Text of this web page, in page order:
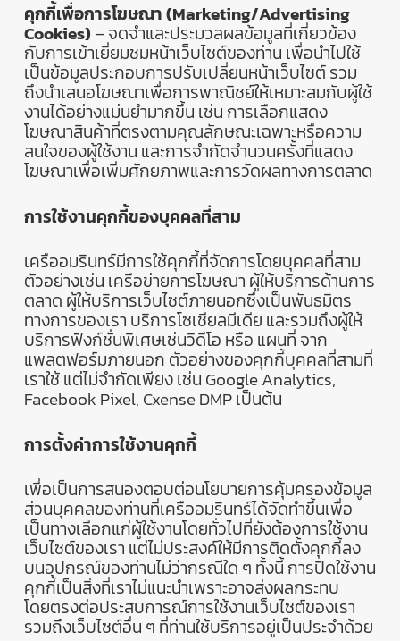
คุกกี้เพื่อการโฆษณา(Marketing/Advertising
Cookies) –จดจำและประมวลผลข้อมูลที่เกี่ยวข้อง
กับการเข้าเยี่ยมชมหน้าเว็บไซต์ของท่าน เพื่อนำไปใช้
เป็นข้อมูลประกอบการปรับเปลี่ยนหน้าเว็บไซต์รวม
ถึงนำเสนอโฆษณาเพื่อการพาณิชย์ให้เหมาะสมกับผู้ใช้
งานได้อย่างแม่นยำมากขึ้น เช่น การเลือกแสดง
โฆษณาสินค้าที่ตรงตามคุณลักษณะเฉพาะหรือความ
สนใจของผู้ใช้งาน และการจำกัดจำนวนครั้งที่แสดง
โฆษณาเพื่อเพิ่มศักยภาพและการวัดผลทางการตลาด
การใช้งานคุกกี้ของบุคคลที่สาม
เครืออมรินทร์มีการใช้คุกกี้ที่จัดการโดยบุคคลที่สาม
ตัวอย่างเช่น เครือข่ายการโฆษณา ผู้ให้บริการด้านการ
ตลาด ผู้ให้บริการเว็บไซต์ภายนอกซึ่งเป็นพันธมิตร
ทางการของเรา บริการโซเชียลมีเดีย และรวมถึงผู้ให้
บริการฟังก์ชั่นพิเศษเช่นวิดีโอ หรือ แผนที่ จาก
แพลตฟอร์มภายนอก ตัวอย่างของคุกกี้บุคคลที่สามที่
เราใช้แต่ไม่จำกัดเพียงเช่น Google Analytics,
Facebook Pixel, Cxense DMPเป็นต้น
การตั้งค่าการใช้งานคุกกี้
เพื่อเป็นการสนองตอบต่อนโยบายการคุ้มครองข้อมูล
ส่วนบุคคลของท่านที่เครืออมรินทร์ได้จัดทำขึ้นเพื่อ
เป็นทางเลือกแก่ผู้ใช้งานโดยทั่วไปที่ยังต้องการใช้งาน
เว็บไซต์ของเรา แต่ไม่ประสงค์ให้มีการติดตั้งคุกกี้ลง
บนอุปกรณ์ของท่านไม่ว่ากรณีใด ๆ ทั้งนี้การปิดใช้งาน
คุกกี้เป็นสิ่งที่เราไม่แนะนำเพราะอาจส่งผลกระทบ
โดยตรงต่อประสบการณ์การใช้งานเว็บไซต์ของเรา
รวมถึงเว็บไซต์อื่น ๆ ที่ท่านใช้บริการอยู่เป็นประจำด้วย